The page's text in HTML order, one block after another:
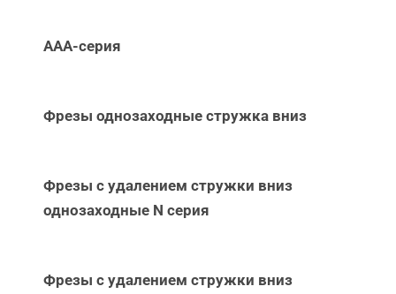
ААА-серия
Фрезы однозаходные стружка вниз
Фрезы с удалением стружки вниз
однозаходные N серия
Фрезы с удалением стружки вниз